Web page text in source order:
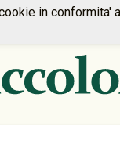
in conformita'